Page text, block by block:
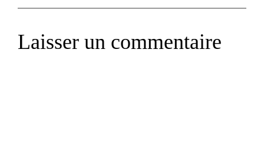
Laisser un commentaire